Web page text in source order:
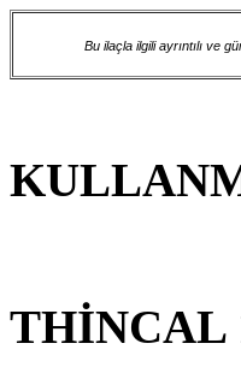
Bu ilaçla ilgili ayrıntılı ve
THİNCAL